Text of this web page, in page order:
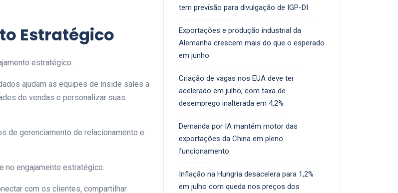
Estratégico
estratégico.
ajudam as equipes de inside sales a
de vendas e personalizar suas
de gerenciamento de relacionamento e
no engajamento estratégico.
com os clientes, compartilhar
tem previsão para divulgação de IGP-DI
Exportações e produção industrial da
Alemanha crescem mais do que o esperado
em junho
Criação de vagas nos EUA deve ter
acelerado em julho, com taxa de
desemprego inalterada em 4,2%
Demanda por IA mantém motor das
exportações da China em pleno
funcionamento
Inflação na Hungria desacelera para 1,2%
em julho com queda nos preços dos